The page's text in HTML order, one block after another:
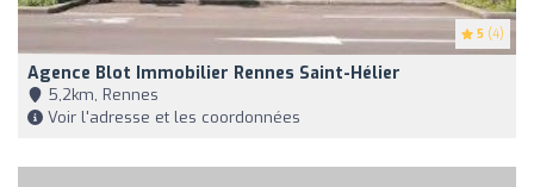
5 (4)
Agence Blot Immobilier Rennes Saint-Hélier
5,2km, Rennes
Voir l'adresse et les coordonnées